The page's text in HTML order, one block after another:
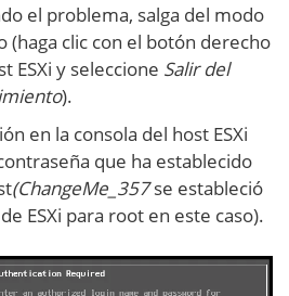
el problema, salga del modo
clic con el botón derecho
ESXi y seleccione Salir del
).
en la consola del host ESXi
que ha establecido
(ChangeMe_357se estableció
ESXi para root en este caso).